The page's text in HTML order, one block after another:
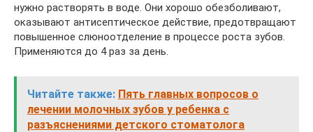
нужно растворять в воде. Они хорошо обезболивают,
оказывают антисептическое действие, предотвращают
повышенное слюноотделение в процессе роста зубов.
Применяются до 4 раз за день.
Читайте также: Пять главных вопросов о
лечении молочных зубов у ребенка с
разъяснениями детского стоматолога